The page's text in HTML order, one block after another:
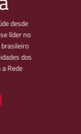
desde
líder no
dos
Rede